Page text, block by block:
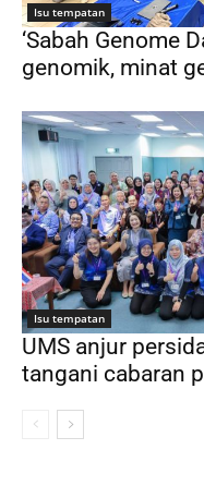
Isu tempatan
‘Sabah Genome
genomik, minat
Isu tempatan
UMS anjur
tangani cabaran